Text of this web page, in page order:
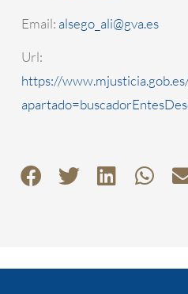
Email: alsego_ali@gva.es
Url:
https://